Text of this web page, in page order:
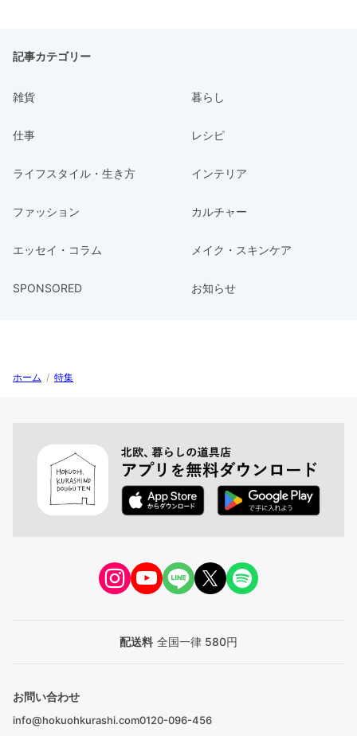
記事カテゴリー
雑貨 暮らし
仕事 レシピ
ライフスタイル・生き方 インテリア
ファッション カルチャー
エッセイ・コラム メイク・スキンケア
SPONSORED お知らせ
ホーム / 特集
配送料 全国一律 580円
お問い合わせ
info@hokuohkurashi.com0120-096-456